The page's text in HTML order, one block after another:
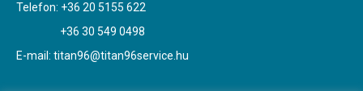
Telefon: +36 20 5155 622
+36 30 549 0498
E-mail: titan96@titan96service.hu